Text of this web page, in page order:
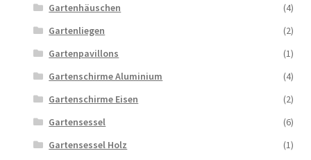
Gartenhäuschen
(4)
Gartenliegen
(2)
Gartenpavillons
(1)
Gartenschirme Aluminium
(4)
Gartenschirme Eisen
(2)
Gartensessel
(6)
Gartensessel Holz
(1)